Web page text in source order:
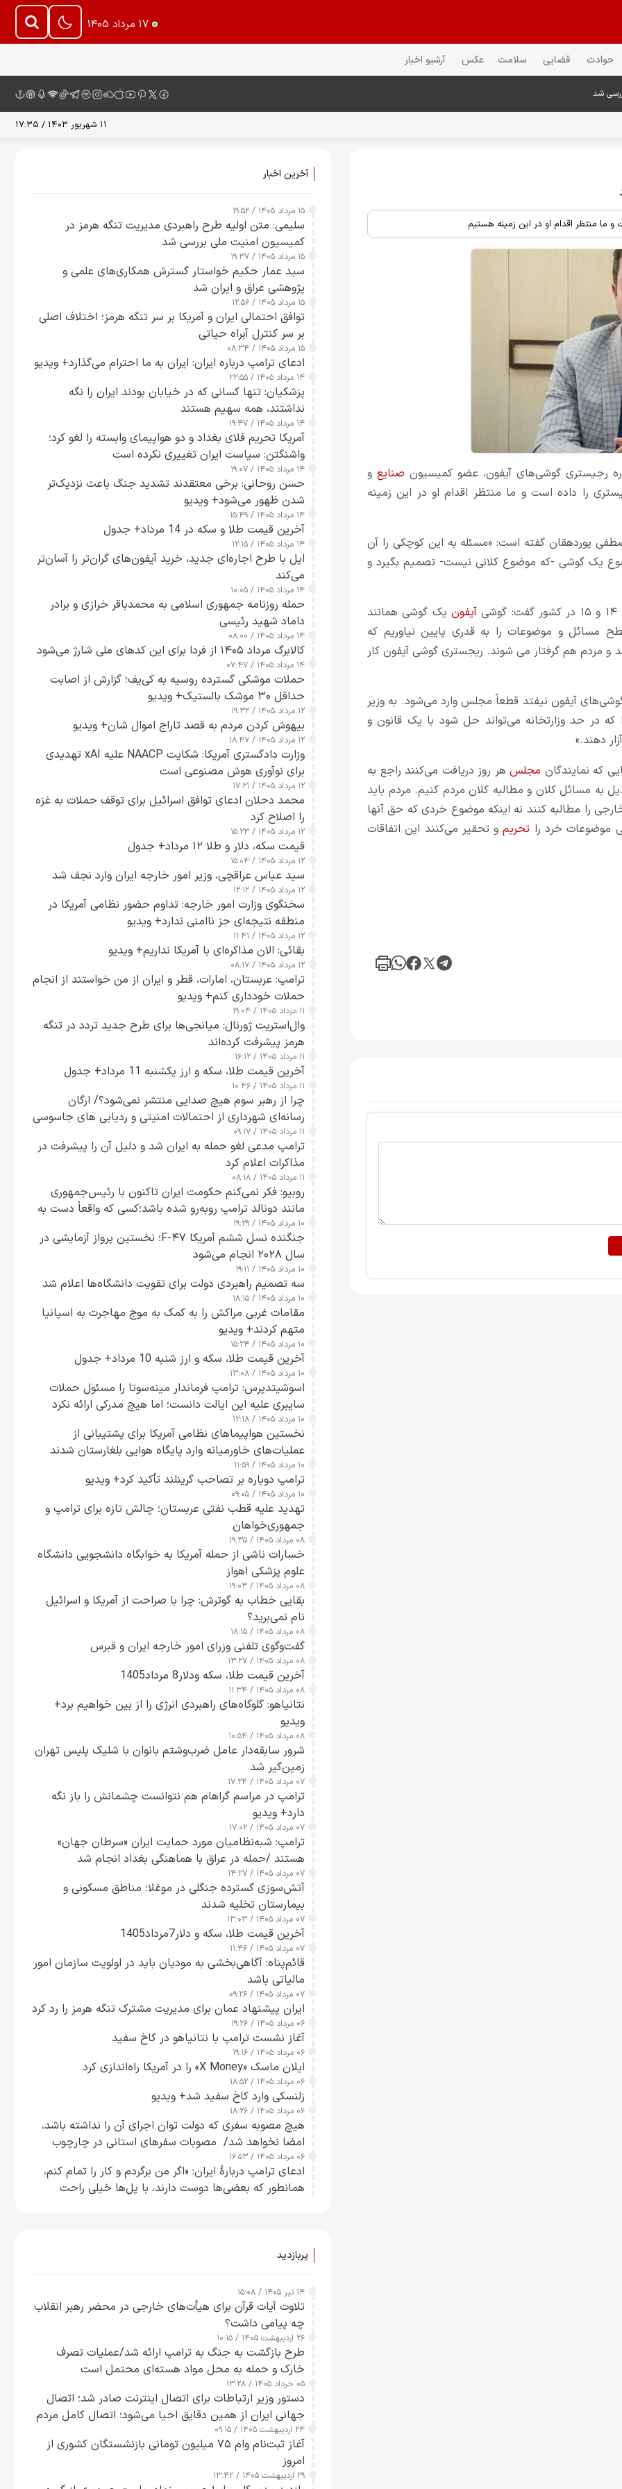
۱۷ مرداد ۱۴۰۵
حوادث قضایی سلامت عکس آرشیو اخبار
شد
۱۱ شهریور ۱۴۰۳ / ۱۷:۳۵
و ما منتظر اقدام او در این زمینه هستیم.
رجیستری گوشی‌های آیفون، عضو کمیسیون صنایعو
را داده است و ما منتظر اقدام او در این زمینه
پوردهقان گفته است: «مسئله به این کوچکی را آن
یک گوشی -که موضوع کلانی نیست- تصمیم بگیرد و
آیفونیک گوشی همانند
و موضوعات را به قدری پایین نیاوریم که
و مردم هم گرفتار می شوند. ریجستری گوشی آیفون کار
گوشی‌های آیفون نیفتد قطعاً مجلس وارد می‌شود. به وزیر
در حد وزارتخانه می‌تواند حل شود با یک قانون و
دهند.»
که نمایندگان مجلسهر روز دریافت می‌کنند راجع به
به مسائل کلان و مطالبه کلان مردم کنیم. مردم باید
را مطالبه کنند نه اینکه موضوع خردی که حق آنها
موضوعات خرد را تحریمو تحقیر می‌کنند این اتفاقات
آخرین اخبار
۱۵ مرداد ۱۴۰۵ / ۱۹:۵۲
سلیمی: متن اولیه طرح راهبردی مدیریت تنگه هرمز در
کمیسیون امنیت ملی بررسی شد
۱۵ مرداد ۱۴۰۵ / ۱۹:۳۷
سید عمار حکیم خواستار گسترش همکاری‌های علمی و
پژوهشی عراق و ایران شد
۱۵ مرداد ۱۴۰۵ / ۱۲:۵۶
توافق احتمالی ایران و آمریکا بر سر تنگه هرمز؛ اختلاف اصلی
بر سر کنترل آبراه حیاتی
۱۵ مرداد ۱۴۰۵ / ۰۸:۳۴
ادعای ترامپ درباره ایران: ایران به ما احترام می‌گذارد+ ویدیو
۱۴ مرداد ۱۴۰۵ / ۲۲:۵۵
پزشکیان: تنها کسانی که در خیابان بودند ایران را نگه
نداشتند، همه سهیم هستند
۱۴ مرداد ۱۴۰۵ / ۱۹:۴۷
آمریکا تحریم فلای بغداد و دو هواپیمای وابسته را لغو کرد؛
واشنگتن: سیاست ایران تغییری نکرده است
۱۴ مرداد ۱۴۰۵ / ۱۹:۰۷
حسن روحانی: برخی معتقدند تشدید جنگ باعث نزدیک‌تر
شدن ظهور می‌شود+ ویدیو
۱۴ مرداد ۱۴۰۵ / ۱۵:۴۹
آخرین قیمت طلا و سکه در 14 مرداد+ جدول
۱۴ مرداد ۱۴۰۵ / ۱۲:۱۵
اپل با طرح اجاره‌ای جدید، خرید آیفون‌های گران‌تر را آسان‌تر
می‌کند
۱۴ مرداد ۱۴۰۵ / ۱۰:۰۵
حمله روزنامه جمهوری اسلامی به محمدباقر خرازی و برادر
داماد شهید رئیسی
۱۴ مرداد ۱۴۰۵ / ۰۸:۰۰
کالابرگ مرداد ۱۴۰۵ از فردا برای این کدهای ملی شارژ می‌شود
۱۴ مرداد ۱۴۰۵ / ۰۷:۴۷
حملات موشکی گسترده روسیه به کی‌یف؛ گزارش از اصابت
حداقل ۳۰ موشک بالستیک+ ویدیو
۱۲ مرداد ۱۴۰۵ / ۱۹:۳۲
بیهوش کردن مردم به قصد تاراج اموال شان+ ویدیو
۱۲ مرداد ۱۴۰۵ / ۱۸:۴۷
وزارت دادگستری آمریکا: شکایت NAACP علیه xAI تهدیدی
برای نوآوری هوش مصنوعی است
۱۲ مرداد ۱۴۰۵ / ۱۷:۲۱
محمد دحلان ادعای توافق اسرائیل برای توقف حملات به غزه
را اصلاح کرد
۱۲ مرداد ۱۴۰۵ / ۱۵:۲۳
قیمت سکه، دلار و طلا ۱۲ مرداد+ جدول
۱۲ مرداد ۱۴۰۵ / ۱۵:۰۴
سید عباس عراقچی، وزیر امور خارجه ایران وارد نجف شد
۱۲ مرداد ۱۴۰۵ / ۱۲:۱۲
سخنگوی وزارت امور خارجه: تداوم حضور نظامی آمریکا در
منطقه نتیجه‌ای جز ناامنی ندارد+ ویدیو
۱۲ مرداد ۱۴۰۵ / ۱۱:۴۱
بقائی: الان مذاکره‌ای با آمریکا نداریم+ ویدیو
۱۲ مرداد ۱۴۰۵ / ۰۸:۱۷
ترامپ: عربستان، امارات، قطر و ایران از من خواستند از انجام
حملات خودداری کنم+ ویدیو
۱۱ مرداد ۱۴۰۵ / ۱۹:۰۴
وال‌استریت ژورنال: میانجی‌ها برای طرح جدید تردد در تنگه
هرمز پیشرفت کرده‌اند
۱۱ مرداد ۱۴۰۵ / ۱۶:۱۲
آخرین قیمت طلا، سکه و ارز یکشنبه 11 مرداد+ جدول
۱۱ مرداد ۱۴۰۵ / ۱۰:۴۶
چرا از رهبر سوم هیچ صدایی منتشر نمی‌شود؟/ ارگان
رسانه‌ای شهرداری از احتمالات امنیتی و ردیابی های جاسوسی
گفت
۱۱ مرداد ۱۴۰۵ / ۰۹:۱۷
ترامپ مدعی لغو حمله به ایران شد و دلیل آن را پیشرفت در
مذاکرات اعلام کرد
۱۱ مرداد ۱۴۰۵ / ۰۸:۱۸
روبیو: فکر نمی‌کنم حکومت ایران تاکنون با رئیس‌جمهوری
مانند دونالد ترامپ روبه‌رو شده باشد؛کسی که واقعاً دست به
اقدام می‌زند
۱۰ مرداد ۱۴۰۵ / ۱۹:۲۹
جنگنده نسل ششم آمریکا F-۴۷؛ نخستین پرواز آزمایشی در
سال ۲۰۲۸ انجام می‌شود
۱۰ مرداد ۱۴۰۵ / ۱۹:۱۱
سه تصمیم راهبردی دولت برای تقویت دانشگاه‌ها اعلام شد
۱۰ مرداد ۱۴۰۵ / ۱۸:۱۵
مقامات غربی مراکش را به کمک به موج مهاجرت به اسپانیا
متهم کردند+ ویدیو
۱۰ مرداد ۱۴۰۵ / ۱۵:۲۴
آخرین قیمت طلا، سکه و ارز شنبه 10 مرداد+ جدول
۱۰ مرداد ۱۴۰۵ / ۱۳:۰۸
اسوشیتدپرس: ترامپ فرماندار مینه‌سوتا را مسئول حملات
سایبری علیه این ایالت دانست؛ اما هیچ مدرکی ارائه نکرد
۱۰ مرداد ۱۴۰۵ / ۱۲:۱۸
نخستین هواپیماهای نظامی آمریکا برای پشتیبانی از
عملیات‌های خاورمیانه وارد پایگاه هوایی بلغارستان شدند
۱۰ مرداد ۱۴۰۵ / ۱۱:۵۹
ترامپ دوباره بر تصاحب گرینلند تأکید کرد+ ویدیو
۱۰ مرداد ۱۴۰۵ / ۰۹:۰۵
تهدید علیه قطب نفتی عربستان؛ چالش تازه برای ترامپ و
جمهوری‌خواهان
۰۸ مرداد ۱۴۰۵ / ۱۹:۳۵
خسارات ناشی از حمله آمریکا به خوابگاه دانشجویی دانشگاه
علوم پزشکی اهواز
۰۸ مرداد ۱۴۰۵ / ۱۹:۰۳
بقایی خطاب به گوترش: چرا با صراحت از آمریکا و اسرائیل
نام نمی‌برید؟
۰۸ مرداد ۱۴۰۵ / ۱۸:۱۵
گفت‌وگوی تلفنی وزرای امور خارجه ایران و قبرس
۰۸ مرداد ۱۴۰۵ / ۱۳:۲۷
آخرین قیمت طلا، سکه ودلار8 مرداد1405
۰۸ مرداد ۱۴۰۵ / ۱۱:۳۴
نتانیاهو: گلوگاه‌های راهبردی انرژی را از بین خواهیم برد+
ویدیو
۰۸ مرداد ۱۴۰۵ / ۱۰:۵۴
شرور سابقه‌دار عامل ضرب‌وشتم بانوان با شلیک پلیس تهران
زمین‌گیر شد
۰۷ مرداد ۱۴۰۵ / ۱۷:۲۴
ترامپ در مراسم گراهام هم نتوانست چشمانش را باز نگه
دارد+ ویدیو
۰۷ مرداد ۱۴۰۵ / ۱۷:۰۲
ترامپ: شبه‌نظامیان مورد حمایت ایران «سرطان جهان»
هستند /حمله در عراق با هماهنگی بغداد انجام شد
۰۷ مرداد ۱۴۰۵ / ۱۴:۲۷
آتش‌سوزی گسترده جنگلی در موغلا؛ مناطق مسکونی و
بیمارستان تخلیه شدند
۰۷ مرداد ۱۴۰۵ / ۱۳:۰۳
آخرین قیمت طلا، سکه و دلار7مرداد1405
۰۷ مرداد ۱۴۰۵ / ۱۱:۴۶
قائم‌پناه: آگاهی‌بخشی به مودیان باید در اولویت سازمان امور
مالیاتی باشد
۰۷ مرداد ۱۴۰۵ / ۰۹:۲۶
ایران پیشنهاد عمان برای مدیریت مشترک تنگه هرمز را رد کرد
۰۶ مرداد ۱۴۰۵ / ۱۹:۲۶
آغاز نشست ترامپ با نتانیاهو در کاخ سفید
۰۶ مرداد ۱۴۰۵ / ۱۹:۱۶
ایلان ماسک «X Money» را در آمریکا راه‌اندازی کرد
۰۶ مرداد ۱۴۰۵ / ۱۸:۵۲
زلنسکی وارد کاخ سفید شد+ ویدیو
۰۶ مرداد ۱۴۰۵ / ۱۸:۲۶
هیچ مصوبه سفری که دولت توان اجرای آن را نداشته باشد،
امضا نخواهد شد/ مصوبات سفرهای استانی در چارچوب
قانون بودجه است+ عکس
۰۶ مرداد ۱۴۰۵ / ۱۶:۵۳
ادعای ترامپ دربارهٔ ایران: «اگر من برگردم و کار را تمام کنم،
همانطور که بعضی‌ها دوست دارند، با پل‌ها خیلی راحت
پربازدید
۱۴ تیر ۱۴۰۵ / ۱۵:۰۸
تلاوت آیات قرآن برای هیأت‌های خارجی در محضر رهبر انقلاب
چه پیامی داشت؟
۲۶ اردیبهشت ۱۴۰۵ / ۱۰:۱۵
طرح‌ بازگشت به جنگ به ترامپ ارائه شد/عملیات تصرف
خارک و حمله به محل مواد هسته‌ای محتمل است
۰۵ خرداد ۱۴۰۵ / ۱۳:۲۸
دستور وزیر ارتباطات برای اتصال اینترنت صادر شد؛ اتصال
جهانی ایران از همین دقایق احیا می‌شود؛ اتصال کامل مردم
تا ۲۴ ساعت آینده
۲۴ اردیبهشت ۱۴۰۵ / ۰۹:۱۵
آغاز ثبت‌نام وام ۷۵ میلیون تومانی بازنشستگان کشوری از
امروز
۲۹ اردیبهشت ۱۴۰۵ / ۱۳:۴۲